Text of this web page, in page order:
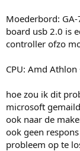
Moederbord: GA-
board usb 2.0 is
controller ofzo
CPU: Amd
hoe zou ik dit
microsoft
ook naar de
ook geen
probleem op te